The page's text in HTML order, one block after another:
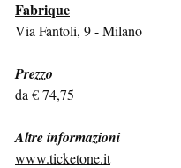
Fabrique
Via Fantoli, 9 - Milano
Prezzo
da € 74,75
Altre informazioni
www.ticketone.it